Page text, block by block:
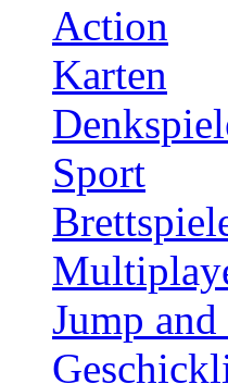
Action
Karten
Sport
Jump